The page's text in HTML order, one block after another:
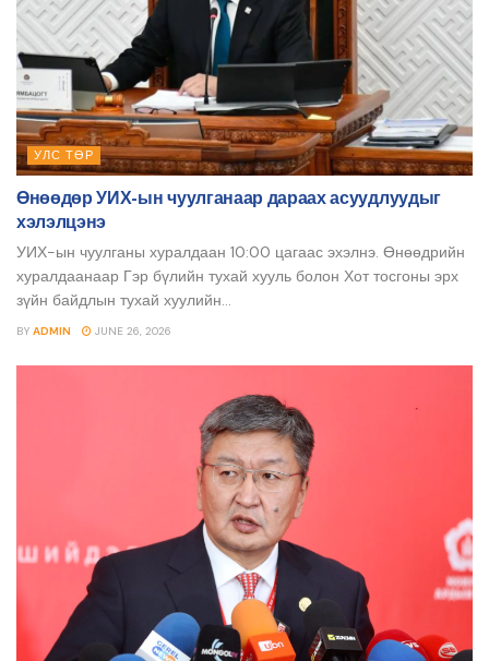
УЛС ТӨР
Өнөөдөр УИХ-ын чуулганаар дараах асуудлуудыг
хэлэлцэнэ
УИХ-ын чуулганы хуралдаан 10:00 цагаас эхэлнэ. Өнөөдрийн
хуралдаанаар Гэр бүлийн тухай хууль болон Хот тосгоны эрх
зүйн байдлын тухай хуулийн...
BY ADMIN JUNE 26, 2026